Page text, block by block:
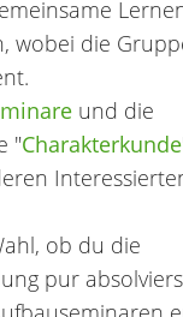
wobei die
und die
"Charakterkunde
ob du die
pur